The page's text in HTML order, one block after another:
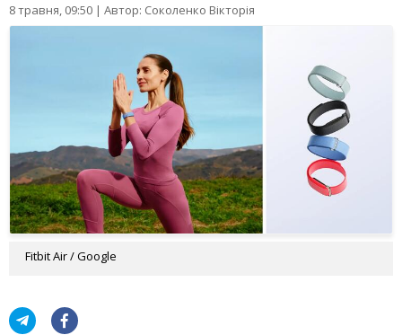
8 травня, 09:50 | Автор: Соколенко Вікторія
Fitbit Air / Google